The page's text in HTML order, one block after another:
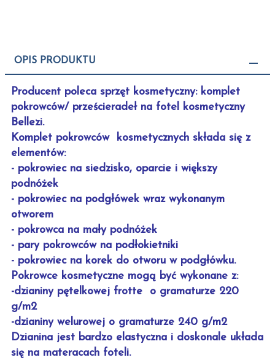
OPIS PRODUKTU
Producent poleca sprzęt kosmetyczny: komplet
pokrowców/ prześcieradeł na fotel kosmetyczny
Bellezi.
Komplet pokrowców kosmetycznych składa się z
elementów:
- pokrowiec na siedzisko, oparcie i większy
podnóżek
- pokrowiec na podgłówek wraz wykonanym
otworem
- pokrowca na mały podnóżek
- pary pokrowców na podłokietniki
- pokrowiec na korek do otworu w podgłówku.
Pokrowce kosmetyczne mogą być wykonane z:
-dzianiny pętelkowej frotte o gramaturze 220
g/m2
-dzianiny welurowej o gramaturze 240 g/m2
Dzianina jest bardzo elastyczna i doskonale układa
się na materacach foteli.